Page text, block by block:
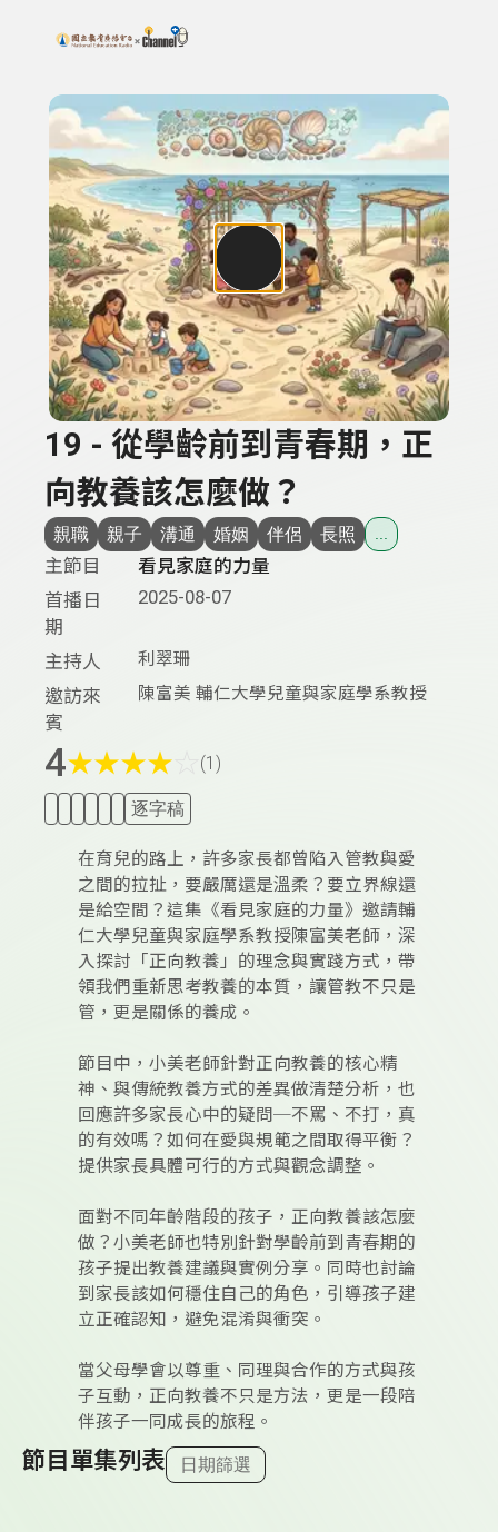
上方功能區塊
搜尋關鍵字：可輸入節目名稱、主持人或關鍵字
19 - 從學齡前到青春期，正
向教養該怎麼做？
親職 親子 溝通 婚姻 伴侶 長照 ...
主節目
看見家庭的力量
首播日
期
2025-08-07
主持人 利翠珊
邀訪來
賓
陳富美 輔仁大學兒童與家庭學系教授
4★★★★ (1)
逐字稿
在育兒的路上，許多家長都曾陷入管教與愛
之間的拉扯，要嚴厲還是溫柔？要立界線還
是給空間？這集《看見家庭的力量》邀請輔
仁大學兒童與家庭學系教授陳富美老師，深
入探討「正向教養」的理念與實踐方式，帶
領我們重新思考教養的本質，讓管教不只是
管，更是關係的養成。
節目中，小美老師針對正向教養的核心精
神、與傳統教養方式的差異做清楚分析，也
回應許多家長心中的疑問─不罵、不打，真
的有效嗎？如何在愛與規範之間取得平衡？
提供家長具體可行的方式與觀念調整。
面對不同年齡階段的孩子，正向教養該怎麼
做？小美老師也特別針對學齡前到青春期的
孩子提出教養建議與實例分享。同時也討論
到家長該如何穩住自己的角色，引導孩子建
立正確認知，避免混淆與衝突。
當父母學會以尊重、同理與合作的方式與孩
子互動，正向教養不只是方法，更是一段陪
伴孩子一同成長的旅程。
節目單集列表 日期篩選